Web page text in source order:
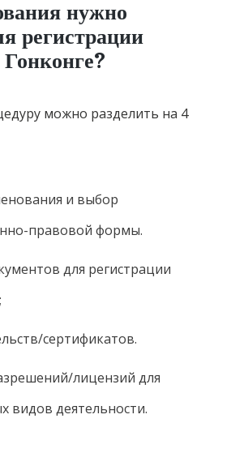
нужно
регистрации
можно разделить на 4
и выбор
правовой формы.
для регистрации
сертификатов.
лицензий для
видов деятельности.